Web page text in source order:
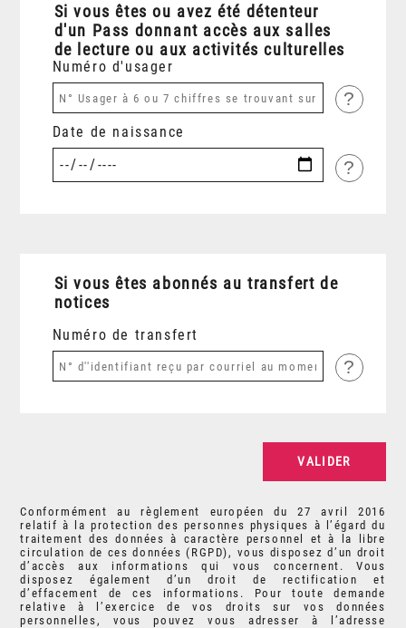
Si vous êtes ou avez été détenteur
d'un Pass donnant accès aux salles
de lecture ou aux activités culturelles
Numéro d'usager
?
Date de naissance
?
Si vous êtes abonnés au transfert de
notices
Numéro de transfert
?
Conformément au règlement européen du 27 avril 2016
relatif à la protection des personnes physiques à l’égard du
traitement des données à caractère personnel et à la libre
circulation de ces données (RGPD), vous disposez d’un droit
d’accès aux informations qui vous concernent. Vous
disposez également d’un droit de rectification et
d’effacement de ces informations. Pour toute demande
relative à l’exercice de vos droits sur vos données
personnelles, vous pouvez vous adresser à l’adresse